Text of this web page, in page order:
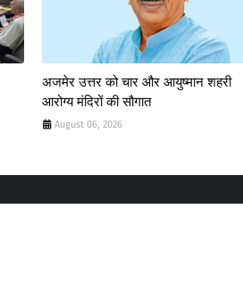
अजमेर उत्तर को चार और आयुष्मान शहरी
आरोग्य मंदिरों की सौगात
August 06, 2026